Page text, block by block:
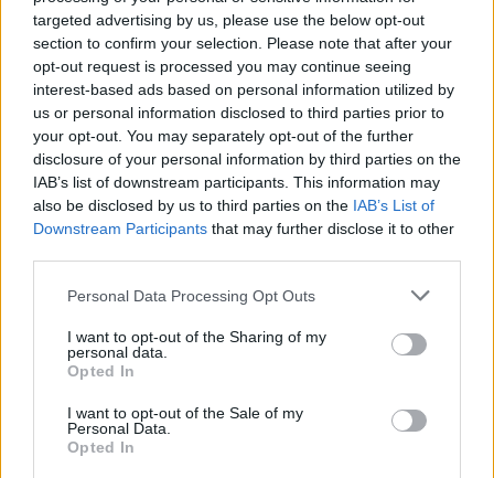
targeted advertising by us, please use the below opt-out
section to confirm your selection. Please note that after your
opt-out request is processed you may continue seeing
interest-based ads based on personal information utilized by
us or personal information disclosed to third parties prior to
your opt-out. You may separately opt-out of the further
disclosure of your personal information by third parties on the
IAB’s list of downstream participants. This information may
also be disclosed by us to third parties on the IAB’s List of
Downstream Participants that may further disclose it to other
Please note that this website/app uses one or more Google
not limited to your visit or usage behaviour. You may click to
grant or deny consent to Google and its third-party tags to
use your data for below specified purposes in below Google
consent section.
Personal Data Processing Opt Outs
I want to opt-out of the Sharing of my
personal data.
Opted In
I want to opt-out of the Sale of my
Personal Data.
Opted In
körülmények között. A kétkerekű vezetője
sérült meg a karambolban, a baleset
körülményeit vizsgálják.
A most 52 éves Rékasi Károly 1986-ban
végezte el a Színház- és Filmművészeti
Főiskolát. Tagja volt a Madách Színház, a
nyíregyházi Móricz Zsigmond Színház, a
József Attila Színház, valamint 1992-től 2000-
ig a Nemzeti Színház társulatának, 2000 óta
szabadfoglalkozású. Számos filmben játszott,
köztük a Pizzásban(2001). 1998 óta állandó
tévésorozatnak, amelyben Bartha Zsoltot
alakítja.
Forrás:MTI